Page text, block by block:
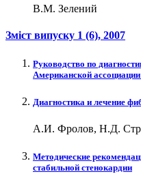
В.М. Зелений
Зміст випуску 1 (6), 2007
Руководство по
Американской
Диагностика и лечение
А.И. Фролов, Н.Д.
Методические
стабильной стенокардии